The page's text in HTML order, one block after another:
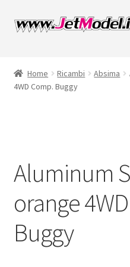
Vai
alla
Vai
Home Ricambi Absima
4WD Comp. Buggy
Aluminum
orange
Buggy